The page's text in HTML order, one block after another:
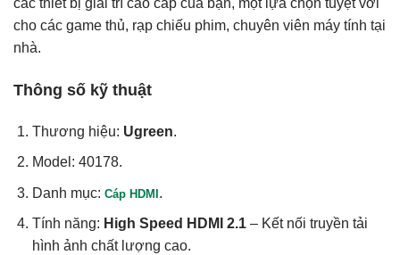
cho các game thủ, rạp chiếu phim, chuyên viên máy tính tại
nhà.
Thông số kỹ thuật
Thương hiệu: Ugreen.
Model: 40178.
Danh mục: Cáp HDMI .
Tính năng: High Speed HDMI 2.1– Kết nối truyền tải
hình ảnh chất lượng cao.